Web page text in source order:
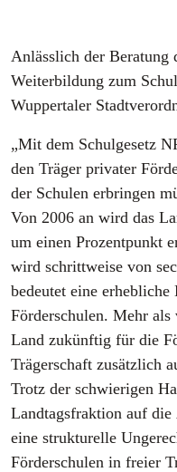
Anlässlich der Beratung
Weiterbildung zum
Wuppertaler
„Mit dem Schulgesetz
den Träger privater
der Schulen erbringen
Von 2006 an wird das
um einen Prozentpunkt
wird schrittweise von
bedeutet eine
Förderschulen. Mehr
Land zukünftig für die
Trägerschaft zusätzlich
Trotz der schwierigen
Landtagsfraktion auf
eine strukturelle
Förderschulen in freier